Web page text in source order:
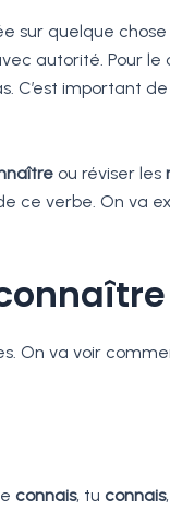
sur quelque chose
autorité. Pour
C’est important
ou réviser les
ce verbe. On va
On va voir
connais, tu connais